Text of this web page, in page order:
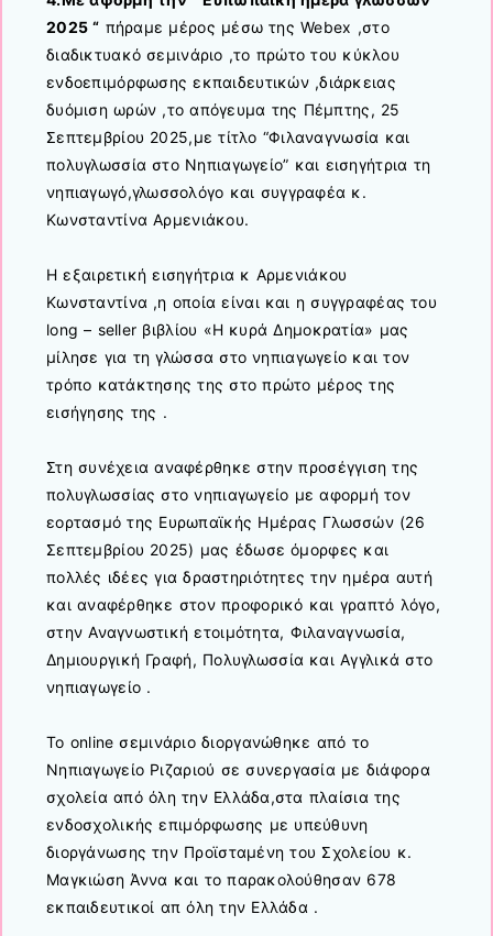
2025 “ πήραμε μέρος μέσω της Webex ,στο
διαδικτυακό σεμινάριο ,το πρώτο του κύκλου
ενδοεπιμόρφωσης εκπαιδευτικών ,διάρκειας
δυόμιση ωρών ,το απόγευμα της Πέμπτης, 25
Σεπτεμβρίου 2025,με τίτλο “Φιλαναγνωσία και
πολυγλωσσία στο Νηπιαγωγείο” και εισηγήτρια τη
νηπιαγωγό,γλωσσολόγο και συγγραφέα κ.
Κωνσταντίνα Αρμενιάκου.
Η εξαιρετική εισηγήτρια κ Αρμενιάκου
Κωνσταντίνα ,η οποία είναι και η συγγραφέας του
long – seller βιβλίου «Η κυρά Δημοκρατία» μας
μίλησε για τη γλώσσα στο νηπιαγωγείο και τον
τρόπο κατάκτησης της στο πρώτο μέρος της
εισήγησης της .
Στη συνέχεια αναφέρθηκε στην προσέγγιση της
πολυγλωσσίας στο νηπιαγωγείο με αφορμή τον
εορτασμό της Ευρωπαϊκής Ημέρας Γλωσσών (26
Σεπτεμβρίου 2025) μας έδωσε όμορφες και
πολλές ιδέες για δραστηριότητες την ημέρα αυτή
και αναφέρθηκε στον προφορικό και γραπτό λόγο,
στην Αναγνωστική ετοιμότητα, Φιλαναγνωσία,
Δημιουργική Γραφή, Πολυγλωσσία και Αγγλικά στο
νηπιαγωγείο .
Το online σεμινάριο διοργανώθηκε από το
Νηπιαγωγείο Ριζαριού σε συνεργασία με διάφορα
σχολεία από όλη την Ελλάδα,στα πλαίσια της
ενδοσχολικής επιμόρφωσης με υπεύθυνη
διοργάνωσης την Προϊσταμένη του Σχολείου κ.
Μαγκιώση Άννα και το παρακολούθησαν 678
εκπαιδευτικοί απ όλη την Ελλάδα .